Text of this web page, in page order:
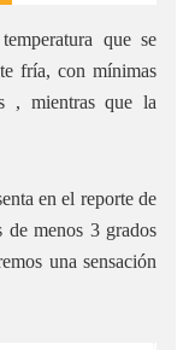
que se
fría, con mínimas
, mientras que la
en el reporte de
de menos 3 grados
una sensación